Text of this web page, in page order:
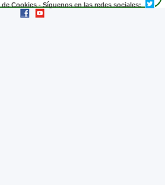
de Cookies- Síguenos en las redes sociales: